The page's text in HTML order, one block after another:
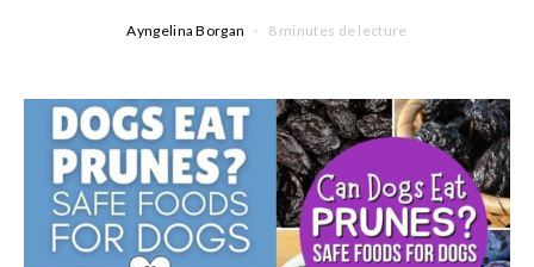
Ayngelina Borgan 8 minutes de lecture